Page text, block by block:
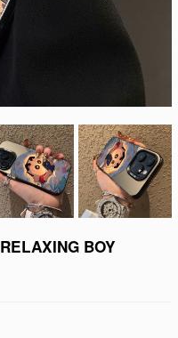
BOY